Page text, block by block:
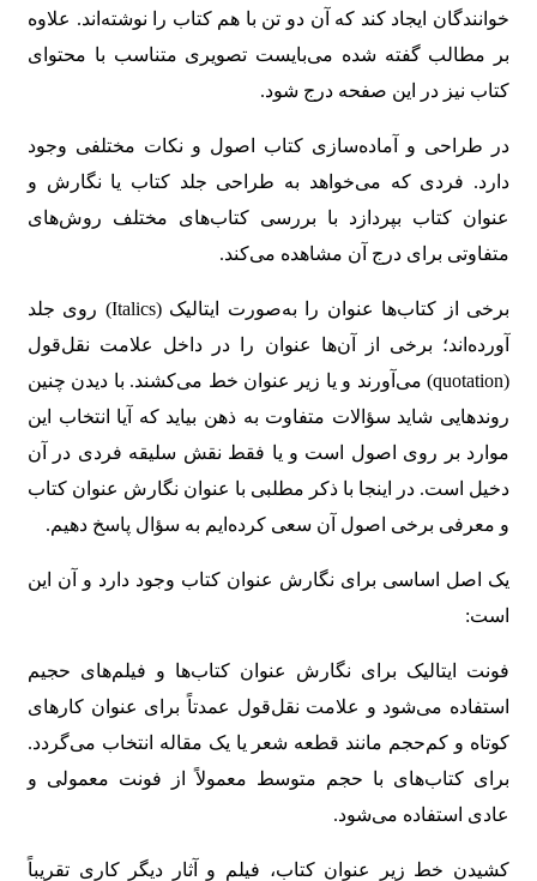
خوانندگان ایجاد کند که آن دو تن با هم کتاب را نوشته‌اند. علاوه
بر مطالب گفته شده می‌بایست تصویری متناسب با محتوای
کتاب نیز در این صفحه درج شود.
در طراحی و آماده‌سازی کتاب اصول و نکات مختلفی وجود
دارد. فردی که می‌خواهد به طراحی جلد کتاب یا نگارش و
عنوان کتاب بپردازد با بررسی کتاب‌های مختلف روش‌های
متفاوتی برای درج آن مشاهده می‌کند.
برخی از کتاب‌ها عنوان را به‌صورت ایتالیک (Italics) روی جلد
آورده‌اند؛ برخی از آن‌ها عنوان را در داخل علامت نقل‌قول
(quotation) می‌آورند و یا زیر عنوان خط می‌کشند. با دیدن چنین
روندهایی شاید سؤالات متفاوت به ذهن بیاید که آیا انتخاب این
موارد بر روی اصول است و یا فقط نقش سلیقه فردی در آن
دخیل است. در اینجا با ذکر مطلبی با عنوان نگارش عنوان کتاب
و معرفی برخی اصول آن سعی کرده‌ایم به سؤال پاسخ دهیم.
یک اصل اساسی برای نگارش عنوان کتاب وجود دارد و آن این
است:
فونت ایتالیک برای نگارش عنوان کتاب‌ها و فیلم‌های حجیم
استفاده می‌شود و علامت نقل‌قول عمدتاً برای عنوان کارهای
کوتاه و کم‌حجم مانند قطعه شعر یا یک مقاله انتخاب می‌گردد.
برای کتاب‌های با حجم متوسط معمولاً از فونت معمولی و
عادی استفاده می‌شود.
کشیدن خط زیر عنوان کتاب، فیلم و آثار دیگر کاری تقریباً